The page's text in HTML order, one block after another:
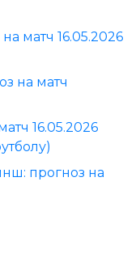
матч 16.05.2026
на матч
16.05.2026
прогноз на